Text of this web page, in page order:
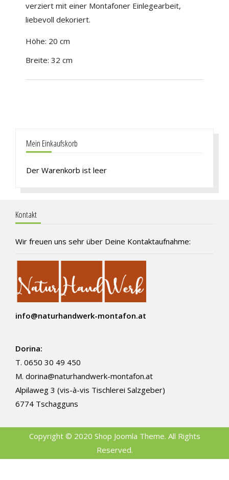
verziert mit einer Montafoner Einlegearbeit,
liebevoll dekoriert.
Höhe: 20 cm
Breite: 32 cm
Mein Einkaufskorb
Der Warenkorb ist leer
Kontakt
Wir freuen uns sehr über Deine Kontaktaufnahme:
info@naturhandwerk-montafon.at
Dorina:
T. 0650 30 49 450
M. dorina@naturhandwerk-montafon.at
Alpilaweg 3 (vis-à-vis Tischlerei Salzgeber)
6774 Tschagguns
Copyright © 2020 Shop Joomla Theme. All Rights
Reserved.